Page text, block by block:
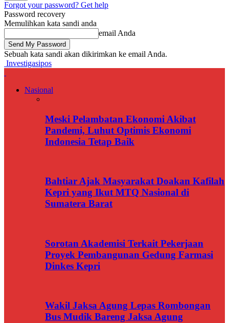
Forgot your password? Get help
Password recovery
Memulihkan kata sandi anda
email Anda
Sebuah kata sandi akan dikirimkan ke email Anda.
Investigasipos
Nasional
Meski Pelambatan Ekonomi Akibat
Pandemi, Luhut Optimis Ekonomi
Indonesia Tetap Baik
Bahtiar Ajak Masyarakat Doakan Kafilah
Kepri yang Ikut MTQ Nasional di
Sumatera Barat
Sorotan Akademisi Terkait Pekerjaan
Proyek Pembangunan Gedung Farmasi
Dinkes Kepri
Wakil Jaksa Agung Lepas Rombongan
Bus Mudik Bareng Jaksa Agung